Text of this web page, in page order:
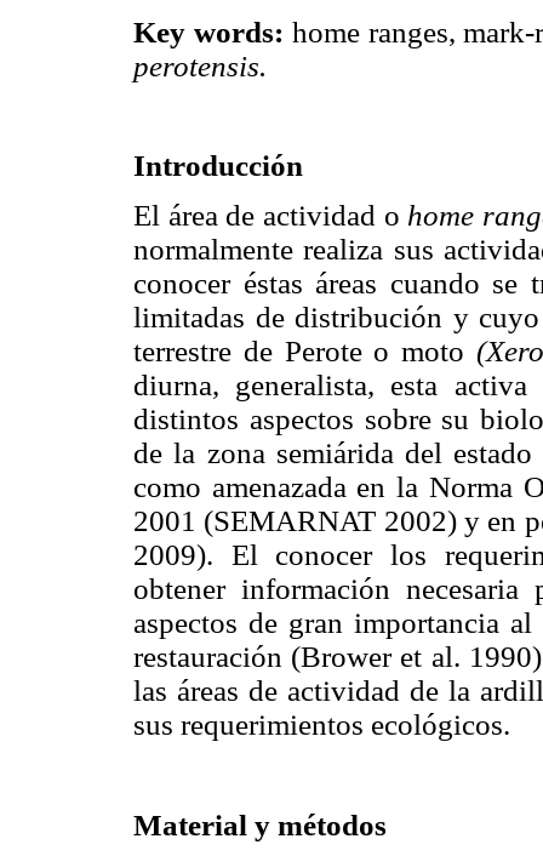
Key words: home ranges,
perotensis.
Introducción
El área de actividad o home
normalmente realiza sus
conocer éstas áreas cuando se
limitadas de distribución y
terrestre de Perote o moto
diurna, generalista, esta
distintos aspectos sobre su
de la zona semiárida del
como amenazada en la Norma
2001 (SEMARNAT 2002) y en
2009). El conocer los
obtener información
aspectos de gran importancia
restauración (Brower et al.
las áreas de actividad de la
sus requerimientos ecológicos.
Material y métodos